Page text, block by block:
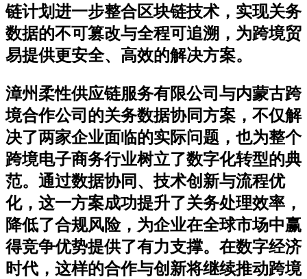
链计划进一步整合区块链技术，实现关务
数据的不可篡改与全程可追溯，为跨境贸
易提供更安全、高效的解决方案。
漳州柔性供应链服务有限公司与内蒙古跨
境合作公司的关务数据协同方案，不仅解
决了两家企业面临的实际问题，也为整个
跨境电子商务行业树立了数字化转型的典
范。通过数据协同、技术创新与流程优
化，这一方案成功提升了关务处理效率，
降低了合规风险，为企业在全球市场中赢
得竞争优势提供了有力支撑。在数字经济
时代，这样的合作与创新将继续推动跨境